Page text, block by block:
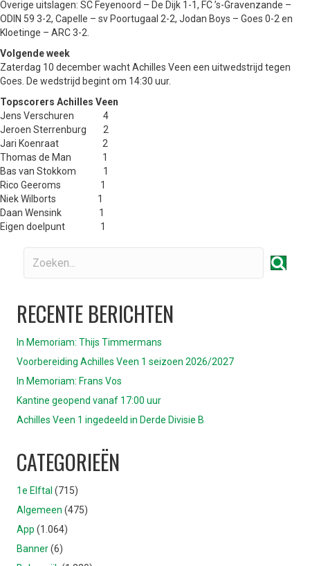
Overige uitslagen: SC Feyenoord – De Dijk 1-1, FC ’s-Gravenzande –
ODIN 59 3-2, Capelle – sv Poortugaal 2-2, Jodan Boys – Goes 0-2 en
Kloetinge – ARC 3-2.
Volgende week
Zaterdag 10 december wacht Achilles Veen een uitwedstrijd tegen
Goes. De wedstrijd begint om 14:30 uur.
Topscorers Achilles Veen
Jens Verschuren 4
Jeroen Sterrenburg 2
Jari Koenraat 2
Thomas de Man 1
Bas van Stokkom 1
Rico Geeroms 1
Niek Wilborts 1
Daan Wensink 1
Eigen doelpunt 1
RECENTE BERICHTEN
In Memoriam: Thijs Timmermans
Voorbereiding Achilles Veen 1 seizoen 2026/2027
In Memoriam: Frans Vos
Kantine geopend vanaf 17:00 uur
Achilles Veen 1 ingedeeld in Derde Divisie B
CATEGORIEËN
1e Elftal (715)
Algemeen (475)
App (1.064)
Banner(6)